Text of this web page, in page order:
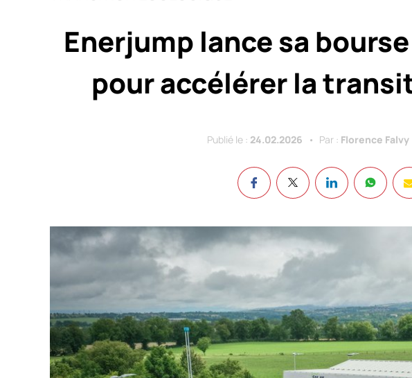
Enerjump lance sa
pour accélérer la
Publié le : 24.02.2026 Par : Florence Falvy